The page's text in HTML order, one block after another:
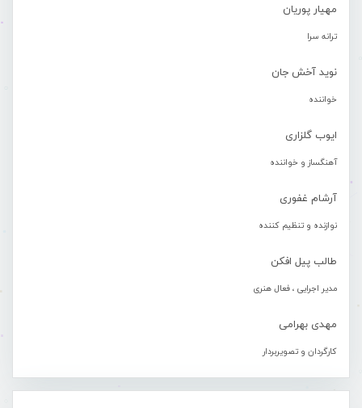
مهیار پوریان
ترانه سرا
نوید آخش جان
خواننده
ایوب گلزاری
آهنگساز و خواننده
آرشام غفوری
نوازنده و تنظیم کننده
طالب پیل افکن
مدیر اجرایی ، فعال هنری
مهدی بهرامی
کارگردان و تصویربردار